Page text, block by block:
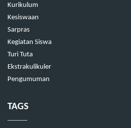
Kurikulum
Kesiswaan
Sarpras
Kegiatan Siswa
Turi Tuta
Ekstrakulikuler
Pengumuman
TAGS